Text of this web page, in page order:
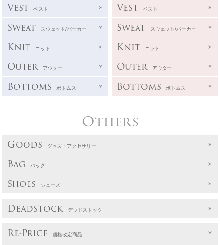
Vest ベスト
Sweat スウェット/パーカー
Knit ニット
Outer アウター
Bottoms ボトムス
Vest ベスト
Sweat スウェット/パーカー
Knit ニット
Outer アウター
Bottoms ボトムス
Others
Goods グッズ・アクセサリー
Bag バッグ
Shoes シューズ
Deadstock デッドストック
Re-Price 価格改定商品